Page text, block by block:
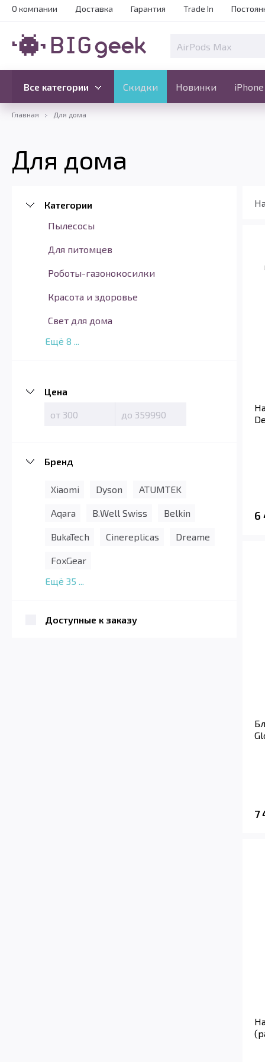
О компании Доставка Гарантия Trade In
Все категории Скидки Новинки iPhone
Скидки Новинки
Все категории
Главная Для дома
Для дома
Категории
Пылесосы
Для питомцев
Роботы-газонокосилки
Красота и здоровье
Свет для дома
Ещё 8 ...
Цена
Бренд
Xiaomi Dyson ATUMTEK
Aqara B.Well Swiss Belkin
BukaTech Cinereplicas Dreame
FoxGear
Ещё 35 ...
Доступные к заказу
6
7